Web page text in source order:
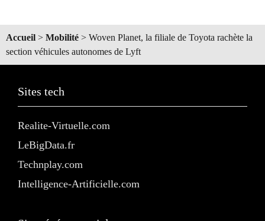
Accueil > Mobilité > Woven Planet, la filiale de Toyota rachète la
section véhicules autonomes de Lyft
Sites tech
Realite-Virtuelle.com
LeBigData.fr
Technplay.com
Intelligence-Artificielle.com